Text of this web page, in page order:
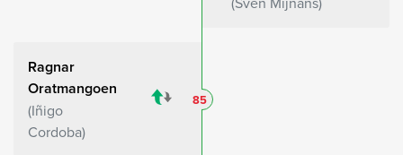
Ragnar
Oratmangoen
Iñigo
Cordoba
85